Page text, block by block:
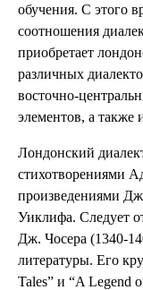
обучения. С этого
соотношения
приобретает
различных
восточно-
элементов, а также
Лондонский
стихотворениями
произведениями
Уиклифа. Следует
Дж. Чосера (1340-
литературы. Его
Tales” и “A Legend